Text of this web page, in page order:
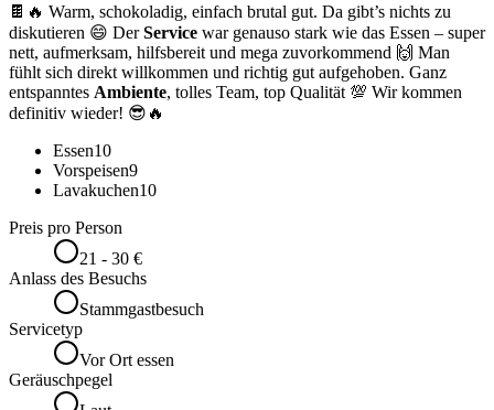
🍫🔥 Warm, schokoladig, einfach brutal gut. Da gibt’s nichts zu
diskutieren 😄 DerService war genauso stark wie das Essen – super
nett, aufmerksam, hilfsbereit und mega zuvorkommend 🙌 Man
fühlt sich direkt willkommen und richtig gut aufgehoben. Ganz
entspanntes Ambiente, tolles Team, top Qualität 💯 Wir kommen
definitiv wieder! 😎🔥
Essen10
Vorspeisen9
Lavakuchen10
Preis pro Person
21 - 30 €
Anlass des Besuchs
Stammgastbesuch
Servicetyp
Vor Ort essen
Geräuschpegel